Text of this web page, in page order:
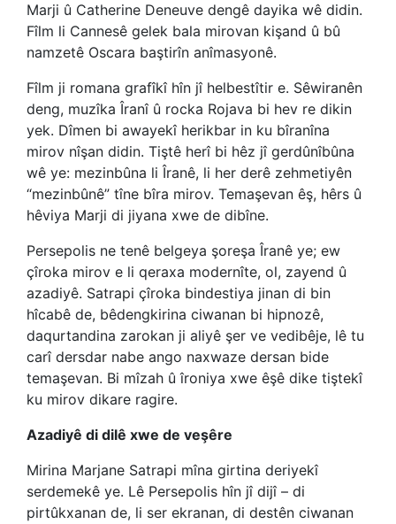
Marji û Catherine Deneuve dengê dayika wê didin.
Fîlm li Cannesê gelek bala mirovan kişand û bû
namzetê Oscara baştirîn anîmasyonê.
Fîlm ji romana grafîkî hîn jî helbestîtir e. Sêwiranên
deng, muzîka Îranî û rocka Rojava bi hev re dikin
yek. Dîmen bi awayekî herikbar in ku bîranîna
mirov nîşan didin. Tiştê herî bi hêz jî gerdûnîbûna
wê ye: mezinbûna li Îranê, li her derê zehmetiyên
“mezinbûnê” tîne bîra mirov. Temaşevan êş, hêrs û
hêviya Marji di jiyana xwe de dibîne.
Persepolis ne tenê belgeya şoreşa Îranê ye; ew
çîroka mirov e li qeraxa modernîte, ol, zayend û
azadiyê. Satrapi çîroka bindestiya jinan di bin
hîcabê de, bêdengkirina ciwanan bi hipnozê,
daqurtandina zarokan ji aliyê şer ve vedibêje, lê tu
carî dersdar nabe ango naxwaze dersan bide
temaşevan. Bi mîzah û îroniya xwe êşê dike tiştekî
ku mirov dikare ragire.
Azadiyê di dilê xwe de veşêre
Mirina Marjane Satrapi mîna girtina deriyekî
serdemekê ye. Lê Persepolis hîn jî dijî – di
pirtûkxanan de, li ser ekranan, di destên ciwanan